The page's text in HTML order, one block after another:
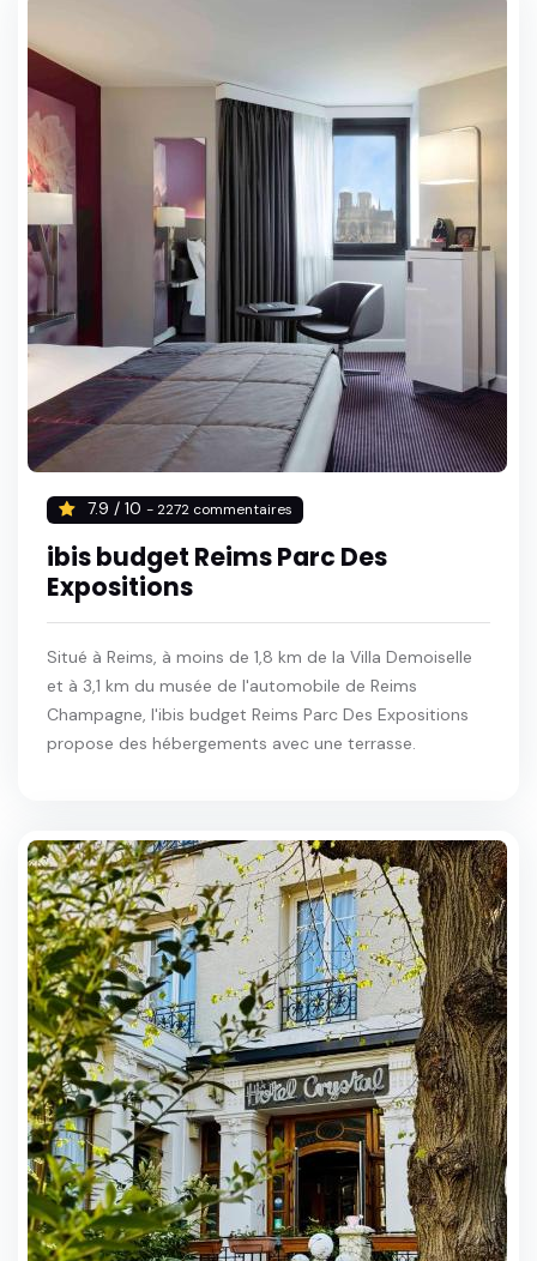
7.9 / 10 - 2272 commentaires
ibis budget Reims Parc Des
Expositions
Situé à Reims, à moins de 1,8 km de la Villa Demoiselle
et à 3,1 km du musée de l'automobile de Reims
Champagne, l'ibis budget Reims Parc Des Expositions
propose des hébergements avec une terrasse.